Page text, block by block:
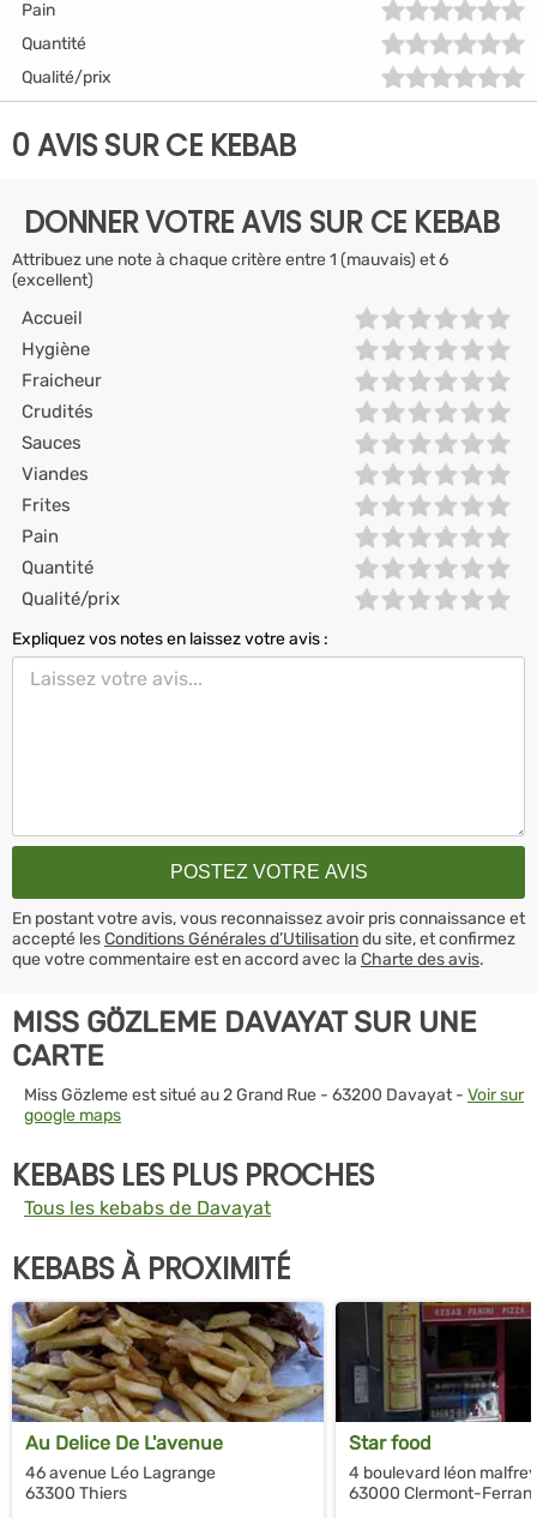
Pain
Quantité
Qualité/prix
0 AVIS SUR CE KEBAB
DONNER VOTRE AVIS SUR CE KEBAB
Attribuez une note à chaque critère entre 1 (mauvais) et 6
(excellent)
Accueil
Hygiène
Fraicheur
Crudités
Sauces
Viandes
Frites
Pain
Quantité
Qualité/prix
Expliquez vos notes en laissez votre avis :
En postant votre avis, vous reconnaissez avoir pris connaissance et
accepté lesConditions Générales d’Utilisationdu site, et confirmez
que votre commentaire est en accord avec la Charte des avis.
MISS GÖZLEME DAVAYAT SUR UNE
CARTE
Miss Gözleme est situé au 2 Grand Rue - 63200 Davayat - Voir sur
google maps
KEBABS LES PLUS PROCHES
Tous les kebabs de Davayat
KEBABS À PROXIMITÉ
Au Delice De L'avenue
46 avenue Léo Lagrange
63300 Thiers
Star food
4 boulevard léon
63000 Clermont-